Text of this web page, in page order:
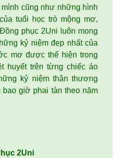
cũng như những hình
tuổi học trò mộng mơ,
phục 2Uni luôn mong
kỷ niệm đẹp nhất của
mơ được thể hiện trong
huyết trên từng chiếc áo
kỷ niệm thân thương
bao giờ phai tàn theo năm
2Uni